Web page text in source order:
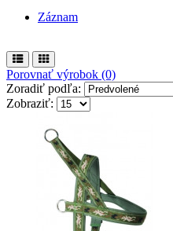
Záznam
Porovnať výrobok (0)
Zoradiť podľa:
Zobraziť: